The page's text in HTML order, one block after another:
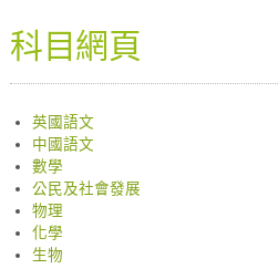
科目網頁
英國語文
中國語文
數學
公民及社會發展
物理
化學
生物